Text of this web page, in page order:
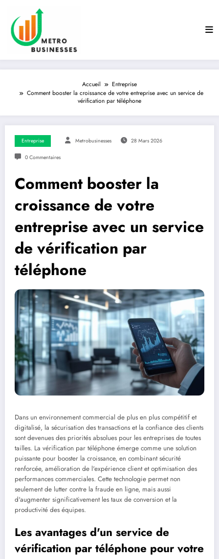
contenu
Accueil
Entreprise
Comment booster la croissance de votre entreprise avec un service de
vérification par téléphone
Entreprise Metrobusinesses 28 Mars 2026
0 Commentaires
Comment booster la
croissance de votre
entreprise avec un service
de vérification par
téléphone
Dans un environnement commercial de plus en plus compétitif et
digitalisé, la sécurisation des transactions et la confiance des clients
sont devenues des priorités absolues pour les entreprises de toutes
tailles. La vérification par téléphone émerge comme une solution
puissante pour booster la croissance, en combinant sécurité
renforcée, amélioration de l'expérience client et optimisation des
performances commerciales. Cette technologie permet non
seulement de lutter contre la fraude en ligne, mais aussi
d'augmenter significativement les taux de conversion et la
productivité des équipes.
Les avantages d'un service de
vérification par téléphone pour votre